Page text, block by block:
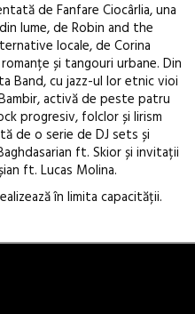
de Fanfare Ciocârlia, una
lume, de Robin and the
locale, de Corina
și tangouri urbane. Din
Band, cu jazz-ul lor etnic vioi
activă de peste patru
progresiv, folclor și lirism
de o serie de DJ sets și
ft. Skior și invitații
ft. Lucas Molina.
în limita capacității.